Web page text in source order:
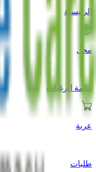
الرئيسية
محل
قائمة الرغبات
عربة
طلبات